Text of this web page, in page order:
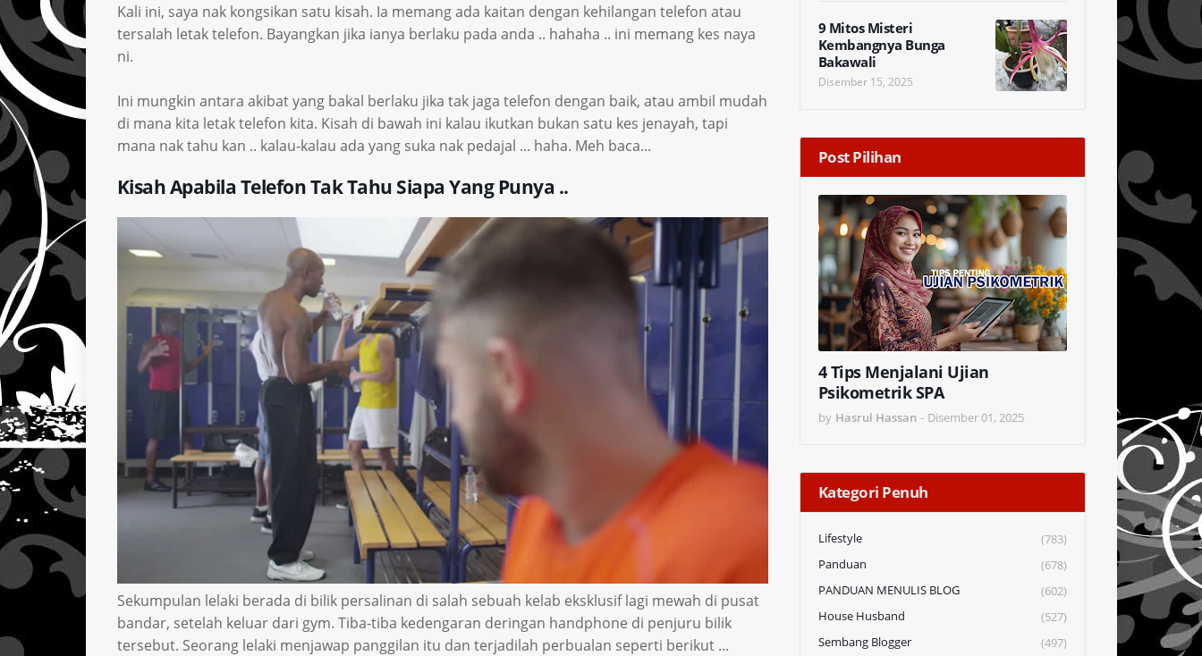
Kali ini, saya nak kongsikan satu kisah. Ia memang ada kaitan dengan kehilangan telefon atau
tersalah letak telefon. Bayangkan jika ianya berlaku pada anda .. hahaha .. ini memang kes naya
ni.
Ini mungkin antara akibat yang bakal berlaku jika tak jaga telefon dengan baik, atau ambil mudah
di mana kita letak telefon kita. Kisah di bawah ini kalau ikutkan bukan satu kes jenayah, tapi
mana nak tahu kan .. kalau-kalau ada yang suka nak pedajal ... haha. Meh baca...
Kisah Apabila Telefon Tak Tahu Siapa Yang Punya ..
Sekumpulan lelaki berada di bilik persalinan di salah sebuah kelab eksklusif lagi mewah di pusat
bandar, setelah keluar dari gym. Tiba-tiba kedengaran deringan handphone di penjuru bilik
tersebut. Seorang lelaki menjawap panggilan itu dan terjadilah perbualan seperti berikut ...
9 Mitos Misteri
Kembangnya Bunga
Bakawali
Disember 15, 2025
Post Pilihan
4 Tips Menjalani Ujian
Psikometrik SPA
by Hasrul Hassan - Disember 01, 2025
Kategori Penuh
Lifestyle
(783)
Panduan
(678)
PANDUAN MENULIS BLOG
(602)
House Husband
(527)
Sembang Blogger
(497)